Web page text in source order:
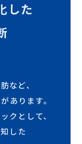
した
など、
あります。
クとして、
した